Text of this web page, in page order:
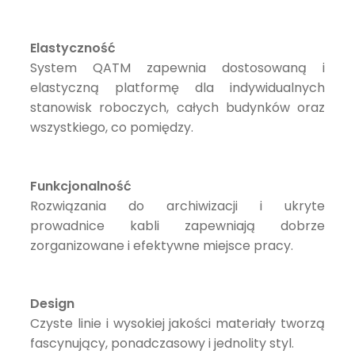
Elastyczność
System QATM zapewnia dostosowaną i
elastyczną platformę dla indywidualnych
stanowisk roboczych, całych budynków oraz
wszystkiego, co pomiędzy.
Funkcjonalność
Rozwiązania do archiwizacji i ukryte
prowadnice kabli zapewniają dobrze
zorganizowane i efektywne miejsce pracy.
Design
Czyste linie i wysokiej jakości materiały tworzą
fascynujący, ponadczasowy i jednolity styl.